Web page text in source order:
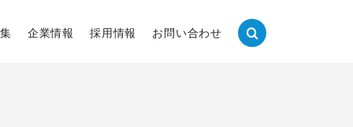
企業情報 採用情報 お問い合わせ